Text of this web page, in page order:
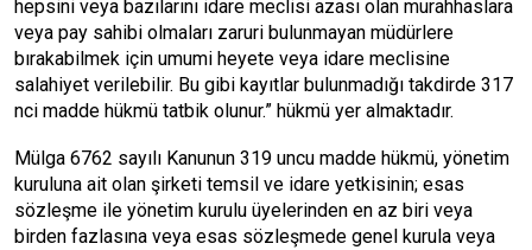
hepsini veya bazılarını idare meclisi azası olan murahhaslara
veya pay sahibi olmaları zaruri bulunmayan müdürlere
bırakabilmek için umumi heyete veya idare meclisine
salahiyet verilebilir. Bu gibi kayıtlar bulunmadığı takdirde 317
nci madde hükmü tatbik olunur.” hükmü yer almaktadır.
Mülga 6762 sayılı Kanunun 319 uncu madde hükmü, yönetim
kuruluna ait olan şirketi temsil ve idare yetkisinin; esas
sözleşme ile yönetim kurulu üyelerinden en az biri veya
birden fazlasına veya esas sözleşmede genel kurula veya